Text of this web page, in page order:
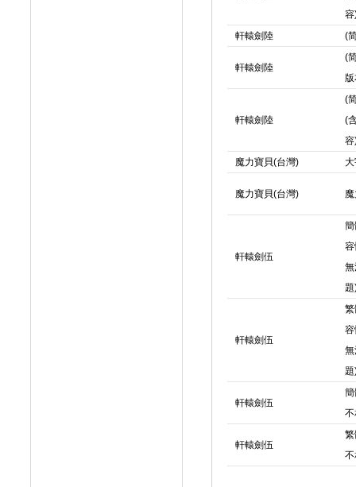
容
軒轅劍陸
(
軒轅劍陸
(
軒轅劍陸
(
(
容
魔力寶貝(台灣)
魔力寶貝(台灣)
軒轅劍伍
軒轅劍伍
軒轅劍伍
軒轅劍伍